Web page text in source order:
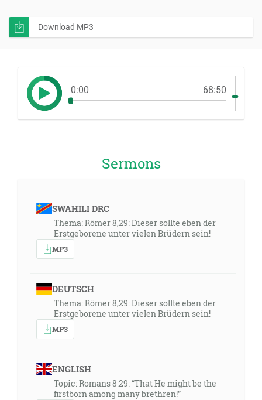
Download MP3
0:00 68:50
Sermons
SWAHILI DRC
Thema: Römer 8,29: Dieser sollte eben der
Erstgeborene unter vielen Brüdern sein!
MP3
DEUTSCH
Thema: Römer 8,29: Dieser sollte eben der
Erstgeborene unter vielen Brüdern sein!
MP3
ENGLISH
Topic: Romans 8:29: “That He might be the
firstborn among many brethren!”